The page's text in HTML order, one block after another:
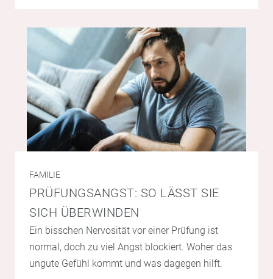
FAMILIE
PRÜFUNGSANGST: SO LÄSST SIE
SICH ÜBERWINDEN
Ein bisschen Nervosität vor einer Prüfung ist
normal, doch zu viel Angst blockiert. Woher das
ungute Gefühl kommt und was dagegen hilft.